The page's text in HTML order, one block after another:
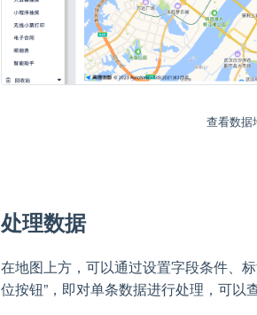
查看数据
处理数据
在地图上方，可以通过设置字段条件、
位按钮”，即对单条数据进行处理，可以